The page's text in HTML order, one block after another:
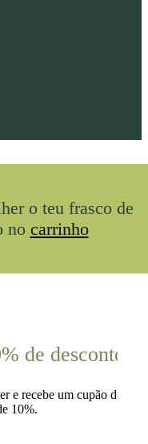
o teu frasco de
no carrinho
de desconto?
e recebe um cupão de
10%.